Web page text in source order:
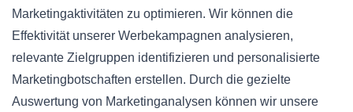
Marketingaktivitäten zu optimieren. Wir können die
Effektivität unserer Werbekampagnen analysieren,
relevante Zielgruppen identifizieren und personalisierte
Marketingbotschaften erstellen. Durch die gezielte
Auswertung von Marketinganalysen können wir unsere